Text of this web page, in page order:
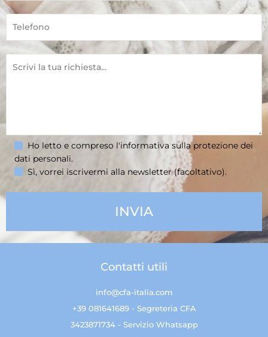
Ho letto e compreso l'informativa sullaprotezione dei
dati personali.
Sì, vorrei iscrivermi alla newsletter (facoltativo).
Contatti utili
info@cfa-italia.com
+39 081641689 - Segreteria CFA
3423871734 - Servizio Whatsapp